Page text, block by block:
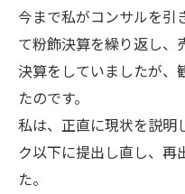
今まで私がコンサルを引
て粉飾決算を繰り返し、
決算をしていましたが、
たのです。
私は、正直に現状を説明
ク以下に提出し直し、再
た。